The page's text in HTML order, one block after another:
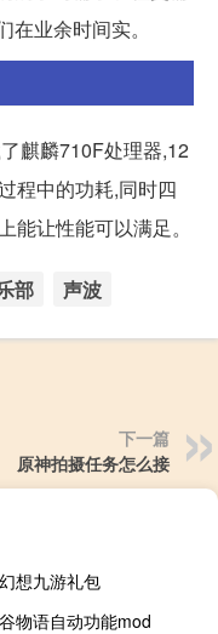
业余时间实。
麒麟710F处理器,12
程中的功耗,同时四
让性能可以满足。
部 声波
下一篇
原神拍摄任务怎么接
想九游礼包
物语自动功能mod